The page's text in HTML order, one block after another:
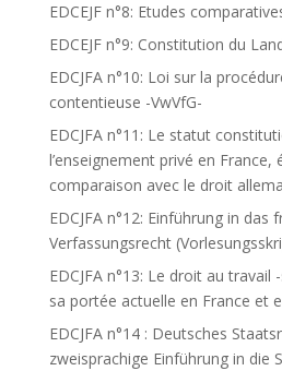
EDCEJF n°8: Etudes
EDCEJF n°9: Constitution du
EDCJFA n°10: Loi sur la
contentieuse -VwVfG-
EDCJFA n°11: Le statut
l’enseignement privé en France,
comparaison avec le droit
EDCJFA n°12: Einführung in das
Verfassungsrecht
EDCJFA n°13: Le droit au
sa portée actuelle en France et
EDCJFA n°14 : Deutsches
zweisprachige Einführung in die